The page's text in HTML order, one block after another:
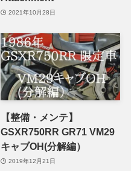
2021年10月28日
【整備・メンテ】
GSXR750RR GR71 VM29
キャブOH(分解編）
2019年12月21日